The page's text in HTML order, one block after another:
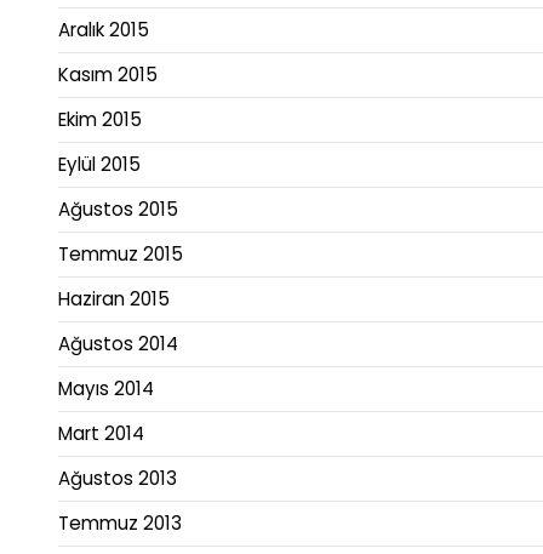
Aralık 2015
Kasım 2015
Ekim 2015
Eylül 2015
Ağustos 2015
Temmuz 2015
Haziran 2015
Ağustos 2014
Mayıs 2014
Mart 2014
Ağustos 2013
Temmuz 2013